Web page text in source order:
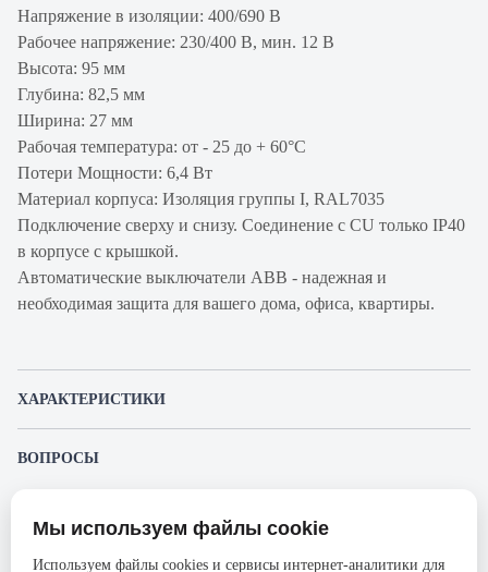
Напряжение в изоляции: 400/690 В
Рабочее напряжение: 230/400 В, мин. 12 В
Высота: 95 мм
Глубина: 82,5 мм
Ширина: 27 мм
Рабочая температура: от - 25 до + 60°С
Потери Мощности: 6,4 Вт
Материал корпуса: Изоляция группы I, RAL7035
Подключение сверху и снизу. Соединение с CU только IP40
в корпусе с крышкой.
Автоматические выключатели ABB - надежная и
необходимая защита для вашего дома, офиса, квартиры.
ХАРАКТЕРИСТИКИ
Производитель
ВОПРОСЫ
Представленные изображения и характеристики могут отличаться от реального
Мы используем файлы cookie
Используем файлы cookies и сервисы интернет-аналитики для